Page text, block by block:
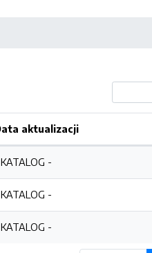
aktualizacji
-
-
-